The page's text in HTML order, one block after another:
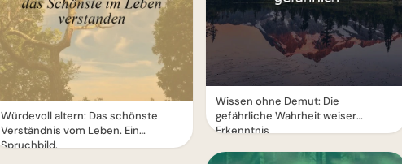
Würdevoll altern: Das schönste
Verständnis vom Leben. Ein
Spruchbild.
Wissen ohne Demut: Die
gefährliche Wahrheit weiser
Erkenntnis